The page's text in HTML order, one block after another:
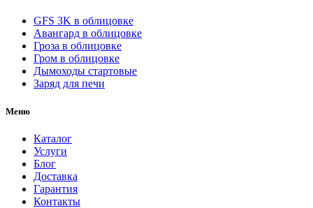
GFS 3K в облицовке
Авангард в облицовке
Гроза в облицовке
Гром в облицовке
Дымоходы стартовые
Заряд для печи
Меню
Каталог
Услуги
Блог
Доставка
Гарантия
Контакты